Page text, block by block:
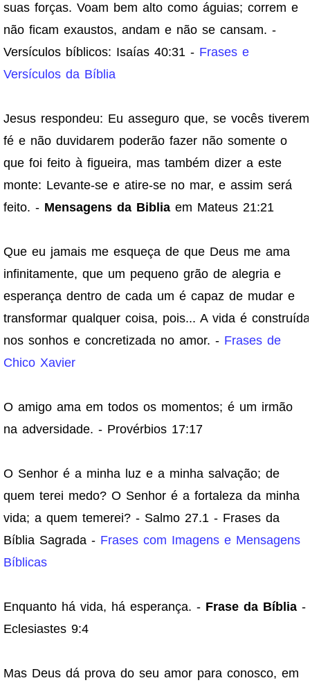
suas forças. Voam bem alto como águias; correm e
não ficam exaustos, andam e não se cansam. -
Versículos bíblicos: Isaías 40:31 - Frases e
Versículos da Bíblia
Jesus respondeu: Eu asseguro que, se vocês tiverem
fé e não duvidarem poderão fazer não somente o
que foi feito à figueira, mas também dizer a este
monte: Levante-se e atire-se no mar, e assim será
feito. - Mensagens da Biblia em Mateus 21:21
Que eu jamais me esqueça de que Deus me ama
infinitamente, que um pequeno grão de alegria e
esperança dentro de cada um é capaz de mudar e
transformar qualquer coisa, pois... A vida é construída
nos sonhos e concretizada no amor. - Frases de
Chico Xavier
O amigo ama em todos os momentos; é um irmão
na adversidade. - Provérbios 17:17
O Senhor é a minha luz e a minha salvação; de
quem terei medo? O Senhor é a fortaleza da minha
vida; a quem temerei? - Salmo 27.1 - Frases da
Bíblia Sagrada - Frases com Imagens e Mensagens
Bíblicas
Enquanto há vida, há esperança. - Frase da Bíblia -
Eclesiastes 9:4
Mas Deus dá prova do seu amor para conosco, em